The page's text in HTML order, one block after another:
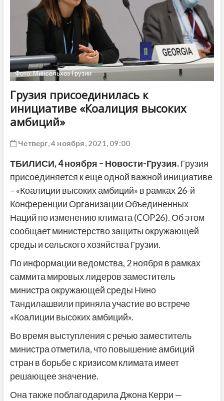
Фото: Минсельхоз Грузии
Грузия присоединилась к
инициативе «Коалиция высоких
амбиций»
Четверг, 4 ноября, 2021, 09:00
ТБИЛИСИ,4 ноября – Новости-Грузия.Грузия
присоединяется к еще одной важной инициативе
– «Коалиции высоких амбиций» в рамках 26-й
Конференции Организации Объединенных
Наций по изменению климата (COP26). Об этом
сообщает министерство защиты окружающей
среды и сельского хозяйства Грузии.
По информации ведомства, 2 ноября в рамках
саммита мировых лидеров заместитель
министра окружающей среды Нино
Тандилашвили приняла участие во встрече
«Коалиции высоких амбиций».
Во время выступления с речью заместитель
министра отметила, что повышение амбиций
стран в борьбе с кризисом климата имеет
решающее значение.
Она также поблагодарила Джона Керри —